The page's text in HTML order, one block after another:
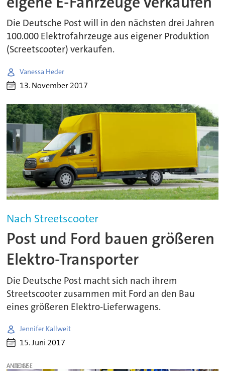
Die Deutsche Post will in den nächsten drei Jahren
100.000 Elektrofahrzeuge aus eigener Produktion
(Screetscooter) verkaufen.
Vanessa Heder
13. November 2017
Nach Streetscooter
Post und Ford bauen größeren
Elektro-Transporter
Die Deutsche Post macht sich nach ihrem
Streetscooter zusammen mit Ford an den Bau
eines größeren Elektro-Lieferwagens.
Jennifer Kallweit
15. Juni 2017
ANZEIGE